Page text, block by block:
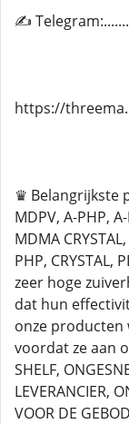
✍
https://
♛ Belangrijkste
MDPV, A-PHP,
MDMA
PHP, CRYSTAL,
zeer hoge
dat hun
onze
voordat ze aan
SHELF,
LEVERANCIER,
VOOR DE